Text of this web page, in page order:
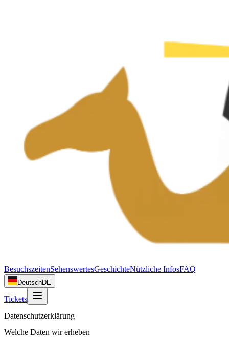
BesuchszeitenSehenswertesGeschichteNützliche InfosFAQ
DeutschDE
Tickets
Datenschutzerklärung
Welche Daten wir erheben